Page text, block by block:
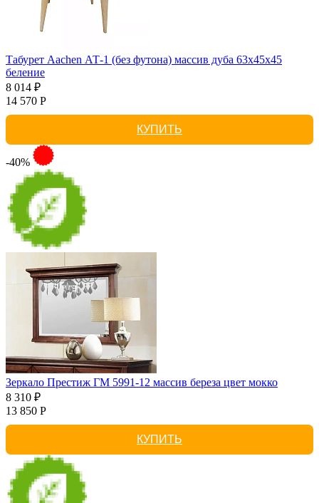
Табурет Aachen АТ-1 (без футона) массив дуба 63х45х45
беление
8 014 ₽
14 570 Р
КУПИТЬ
-40%
Зеркало Престиж ГМ 5991-12 массив береза цвет мокко
8 310 ₽
13 850 Р
КУПИТЬ